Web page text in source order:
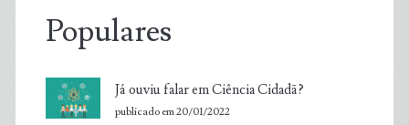
Populares
Já ouviu falar em Ciência Cidadã?
publicado em 20/01/2022